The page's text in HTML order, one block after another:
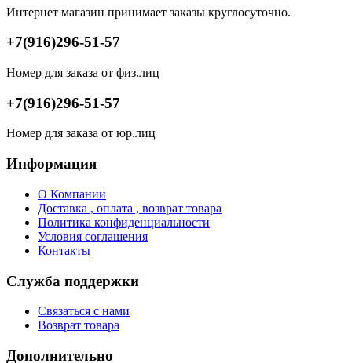
Интернет магазин принимает заказы круглосуточно.
+7(916)296-51-57
Номер для заказа от физ.лиц
+7(916)296-51-57
Номер для заказа от юр.лиц
Информация
О Компании
Доставка , оплата , возврат товара
Политика конфиденциальности
Условия соглашения
Контакты
Служба поддержки
Связаться с нами
Возврат товара
Дополнительно